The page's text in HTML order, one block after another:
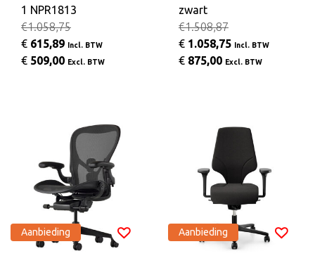
1 NPR1813
€1.058,75
€ 615,89 Incl. BTW
€ 509,00 Excl. BTW
zwart
€1.508,87
€ 1.058,75 Incl. BTW
€ 875,00 Excl. BTW
Aanbieding Aanbieding